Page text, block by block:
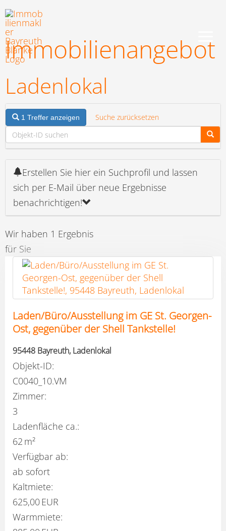
Zum
Inhalt
springen
Immobilien­angebot
Ladenlokal
1 Treffer anzeigen Suche zurücksetzen
Erstellen Sie hier ein Suchprofil und lassen
sich per E-Mail über neue Ergebnisse
benachrichtigen!
Wir haben 1 Ergebnis
für Sie
Laden/Büro/Ausstellung im GE St. Georgen-
Ost, gegenüber der Shell Tankstelle!
95448 Bayreuth, Ladenlokal
Objekt-ID:
C0040_10.VM
Zimmer:
3
Ladenfläche ca.:
62 m²
Verfügbar ab:
ab sofort
Kaltmiete:
625,00 EUR
Warmmiete: